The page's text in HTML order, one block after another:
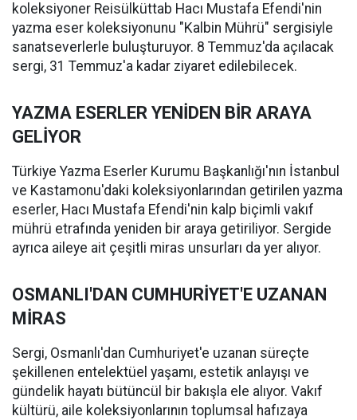
koleksiyoner Reisülküttab Hacı Mustafa Efendi'nin
yazma eser koleksiyonunu "Kalbin Mührü" sergisiyle
sanatseverlerle buluşturuyor. 8 Temmuz'da açılacak
sergi, 31 Temmuz'a kadar ziyaret edilebilecek.
YAZMA ESERLER YENİDEN BİR ARAYA
GELİYOR
Türkiye Yazma Eserler Kurumu Başkanlığı'nın İstanbul
ve Kastamonu'daki koleksiyonlarından getirilen yazma
eserler, Hacı Mustafa Efendi'nin kalp biçimli vakıf
mührü etrafında yeniden bir araya getiriliyor. Sergide
ayrıca aileye ait çeşitli miras unsurları da yer alıyor.
OSMANLI'DAN CUMHURİYET'E UZANAN
MİRAS
Sergi, Osmanlı'dan Cumhuriyet'e uzanan süreçte
şekillenen entelektüel yaşamı, estetik anlayışı ve
gündelik hayatı bütüncül bir bakışla ele alıyor. Vakıf
kültürü, aile koleksiyonlarının toplumsal hafızaya